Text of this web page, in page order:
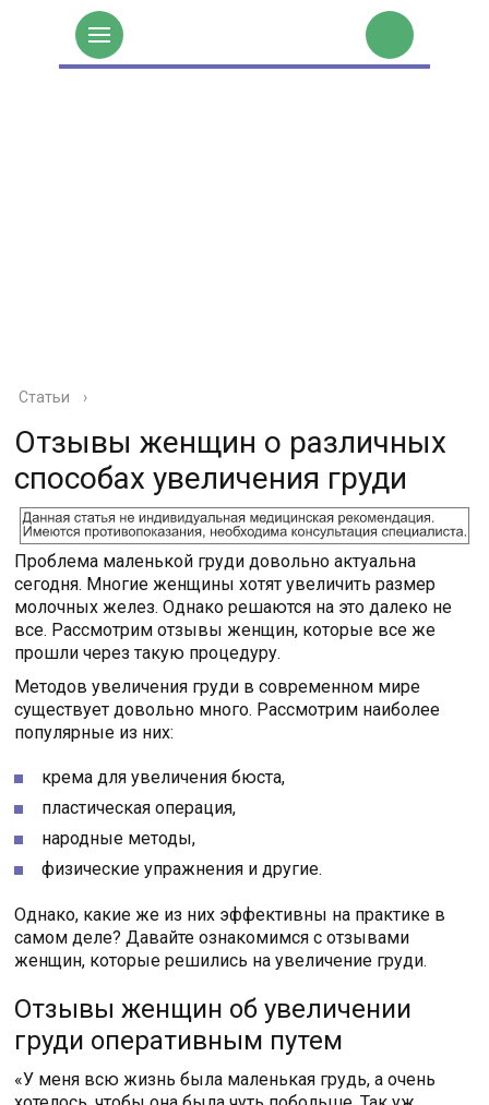
Статьи ›
Отзывы женщин о различных
способах увеличения груди
Проблема маленькой груди довольно актуальна
сегодня. Многие женщины хотят увеличить размер
молочных желез. Однако решаются на это далеко не
все. Рассмотрим отзывы женщин, которые все же
прошли через такую процедуру.
Методов увеличения груди в современном мире
существует довольно много. Рассмотрим наиболее
популярные из них:
крема для увеличения бюста,
пластическая операция,
народные методы,
физические упражнения и другие.
Однако, какие же из них эффективны на практике в
самом деле? Давайте ознакомимся с отзывами
женщин, которые решились на увеличение груди.
Отзывы женщин об увеличении
груди оперативным путем
«У меня всю жизнь была маленькая грудь, а очень